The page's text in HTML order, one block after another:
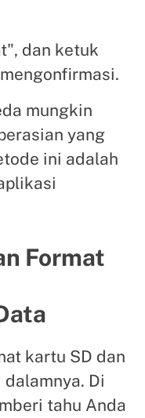
dan ketuk
mungkin
yang
ini adalah
Format
kartu SD dan
Di
tahu Anda